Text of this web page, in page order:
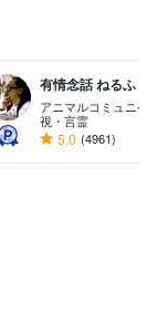
有情念話 ねるふ
アニマルコミュニケ
視・言霊
5.0 (4961)